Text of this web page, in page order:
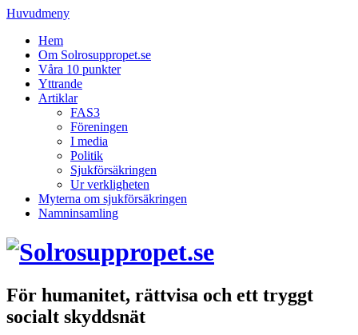
Huvudmeny
Hem
Om Solrosuppropet.se
Våra 10 punkter
Yttrande
Artiklar
FAS3
Föreningen
I media
Politik
Sjukförsäkringen
Ur verkligheten
Myterna om sjukförsäkringen
Namninsamling
För humanitet, rättvisa och ett tryggt
socialt skyddsnät